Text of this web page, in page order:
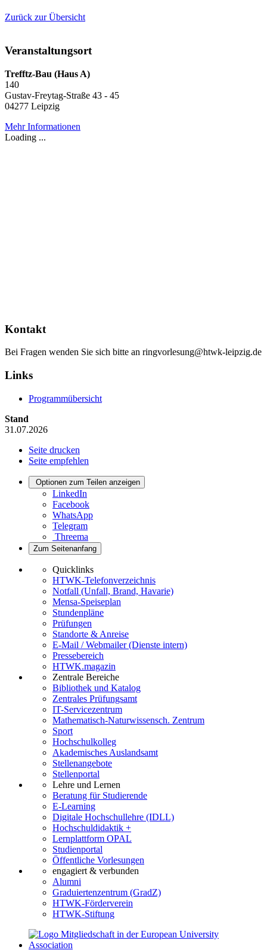
Zurück zur Übersicht
Veranstaltungsort
Trefftz-Bau (Haus A)
140
Gustav-Freytag-Straße 43 - 45
04277 Leipzig
Mehr Informationen
Loading ...
Kontakt
Bei Fragen wenden Sie sich bitte an ringvorlesung@htwk-leipzig.de
Links
Programmübersicht
Stand
31.07.2026
Seite drucken
Seite empfehlen
Optionen zum Teilen anzeigen
LinkedIn
Facebook
WhatsApp
Telegram
Threema
Zum Seitenanfang
Quicklinks
HTWK-Telefonverzeichnis
Notfall (Unfall, Brand, Havarie)
Mensa-Speiseplan
Stundenpläne
Prüfungen
Standorte & Anreise
E-Mail / Webmailer (Dienste intern)
Pressebereich
HTWK.magazin
Zentrale Bereiche
Bibliothek und Katalog
Zentrales Prüfungsamt
IT-Servicezentrum
Mathematisch-Naturwissensch. Zentrum
Sport
Hochschulkolleg
Akademisches Auslandsamt
Stellenangebote
Stellenportal
Lehre und Lernen
Beratung für Studierende
E-Learning
Digitale Hochschullehre (IDLL)
Hochschuldidaktik +
Lernplattform OPAL
Studienportal
Öffentliche Vorlesungen
engagiert & verbunden
Alumni
Graduiertenzentrum (GradZ)
HTWK-Förderverein
HTWK-Stiftung